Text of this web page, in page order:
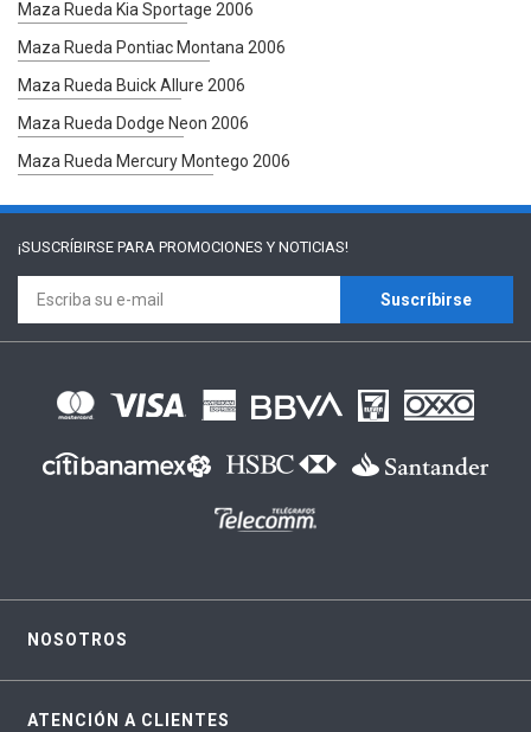
Maza Rueda Kia Sportage 2006
Maza Rueda Pontiac Montana 2006
Maza Rueda Buick Allure 2006
Maza Rueda Dodge Neon 2006
Maza Rueda Mercury Montego 2006
¡SUSCRÍBIRSE PARA PROMOCIONES Y NOTICIAS!
Suscríbirse
NOSOTROS
ATENCIÓN A CLIENTES